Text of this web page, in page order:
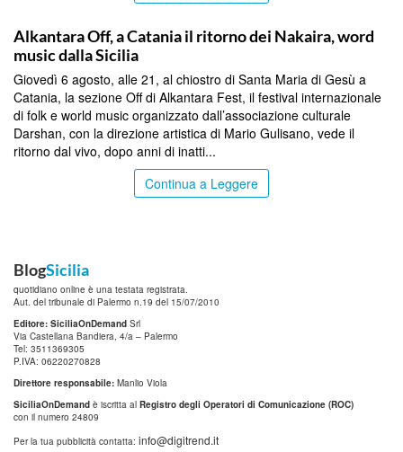
Alkantara Off, a Catania il ritorno dei Nakaira, word
music dalla Sicilia
Giovedì 6 agosto, alle 21, al chiostro di Santa Maria di Gesù a
Catania, la sezione Off di Alkantara Fest, il festival internazionale
di folk e world music organizzato dall’associazione culturale
Darshan, con la direzione artistica di Mario Gulisano, vede il
ritorno dal vivo, dopo anni di inatti...
Continua a Leggere
BlogSicilia
quotidiano online è una testata registrata.
Aut. del tribunale di Palermo n.19 del 15/07/2010
Editore: SiciliaOnDemand Srl
Via Castellana Bandiera, 4/a – Palermo
Tel: 3511369305
P.IVA: 06220270828
Direttore responsabile: Manlio Viola
SiciliaOnDemand è iscritta al Registro degli Operatori di Comunicazione (ROC)
con il numero 24809
Per la tua pubblicità contatta: info@digitrend.it